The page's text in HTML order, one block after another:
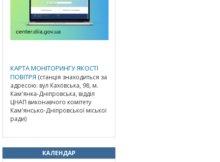
КАРТА МОНІТОРИНГУ ЯКОСТІ
ПОВІТРЯ (станція знаходиться за
адресою: вул Каховська, 98, м.
Кам'янка-Дніпровська, відділ
ЦНАП виконавчого комітету
Кам'янсько-Дніпровської міської
ради)
КАЛЕНДАР